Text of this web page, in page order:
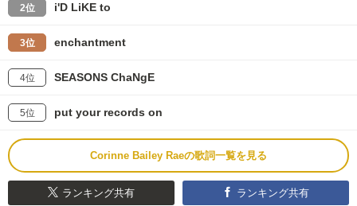
2位 i'D LiKE to
3位 enchantment
4位 SEASONS ChaNgE
5位 put your records on
Corinne Bailey Raeの歌詞一覧を見る
ランキング共有 ランキング共有